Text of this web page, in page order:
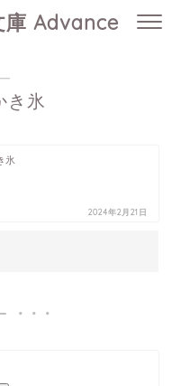
庫 Advance
き氷
氷
2024年2月21日